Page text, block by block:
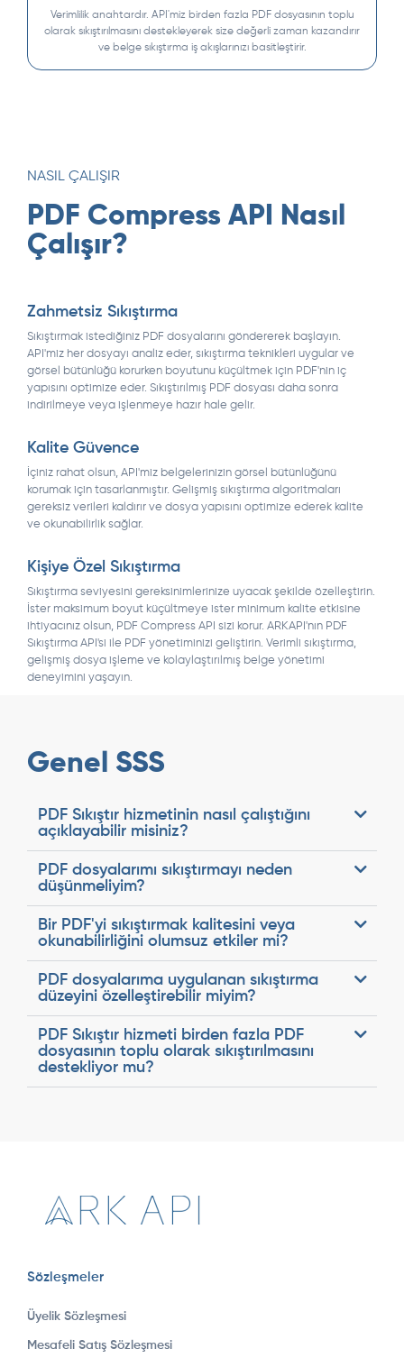
Verimlilik anahtardır. API'miz birden fazla PDF dosyasının toplu
olarak sıkıştırılmasını destekleyerek size değerli zaman kazandırır
ve belge sıkıştırma iş akışlarınızı basitleştirir.
NASIL ÇALIŞIR
PDF Compress API Nasıl
Çalışır?
Zahmetsiz Sıkıştırma
Sıkıştırmak istediğiniz PDF dosyalarını göndererek başlayın.
API'miz her dosyayı analiz eder, sıkıştırma teknikleri uygular ve
görsel bütünlüğü korurken boyutunu küçültmek için PDF'nin iç
yapısını optimize eder. Sıkıştırılmış PDF dosyası daha sonra
indirilmeye veya işlenmeye hazır hale gelir.
Kalite Güvence
İçiniz rahat olsun, API'miz belgelerinizin görsel bütünlüğünü
korumak için tasarlanmıştır. Gelişmiş sıkıştırma algoritmaları
gereksiz verileri kaldırır ve dosya yapısını optimize ederek kalite
ve okunabilirlik sağlar.
Kişiye Özel Sıkıştırma
Sıkıştırma seviyesini gereksinimlerinize uyacak şekilde özelleştirin.
İster maksimum boyut küçültmeye ister minimum kalite etkisine
ihtiyacınız olsun, PDF Compress API sizi korur. ARKAPI'nın PDF
Sıkıştırma API'si ile PDF yönetiminizi geliştirin. Verimli sıkıştırma,
gelişmiş dosya işleme ve kolaylaştırılmış belge yönetimi
deneyimini yaşayın.
Genel SSS
PDF Sıkıştır hizmetinin nasıl çalıştığını
açıklayabilir misiniz?
PDF dosyalarımı sıkıştırmayı neden
düşünmeliyim?
Bir PDF'yi sıkıştırmak kalitesini veya
okunabilirliğini olumsuz etkiler mi?
PDF dosyalarıma uygulanan sıkıştırma
düzeyini özelleştirebilir miyim?
PDF Sıkıştır hizmeti birden fazla PDF
dosyasının toplu olarak sıkıştırılmasını
destekliyor mu?
Sözleşmeler
Üyelik Sözleşmesi
Mesafeli Satış Sözleşmesi